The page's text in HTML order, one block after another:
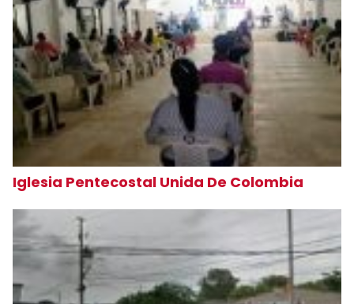
Iglesia Pentecostal Unida De Colombia